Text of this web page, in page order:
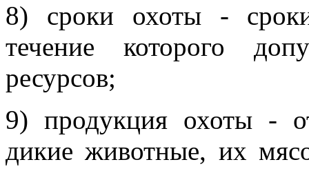
8) сроки охоты -
течение которого
ресурсов;
9) продукция охоты -
дикие животные, их